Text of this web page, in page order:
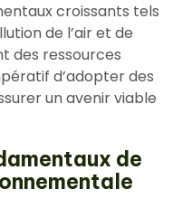
croissants tels
de l’air et de
des ressources
d’adopter des
un avenir viable
de